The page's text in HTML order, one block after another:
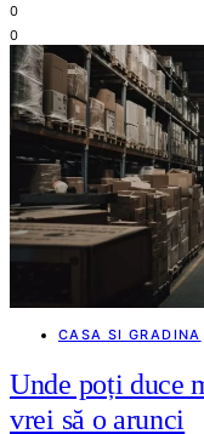
0
0
CASA SI GRADINA
Unde poți duce
vrei să o arunci